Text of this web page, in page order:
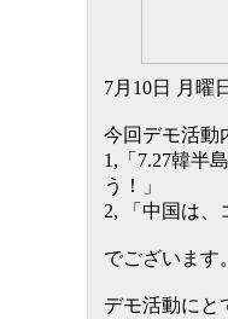
7月10日 月曜
今回デモ活動
1,「7.27韓半
う！」
2, 「中国は、
でございます
デモ活動にと